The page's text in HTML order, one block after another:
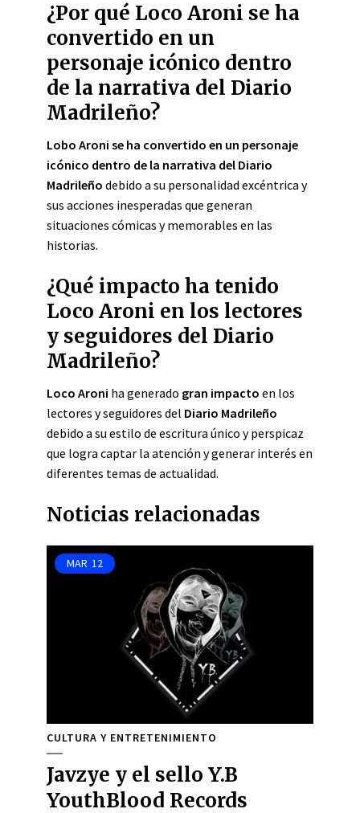
¿Por qué Loco Aroni se ha
convertido en un
personaje icónico dentro
de la narrativa del Diario
Madrileño?
Lobo Aroni se ha convertido en un personaje
icónico dentro de la narrativa del Diario
Madrileño debido a su personalidad excéntrica y
sus acciones inesperadas que generan
situaciones cómicas y memorables en las
historias.
¿Qué impacto ha tenido
Loco Aroni en los lectores
y seguidores del Diario
Madrileño?
Loco Aroni ha generado gran impacto en los
lectores y seguidores del Diario Madrileño
debido a su estilo de escritura único y perspicaz
que logra captar la atención y generar interés en
diferentes temas de actualidad.
Noticias relacionadas
MAR 12
CULTURA Y ENTRETENIMIENTO
Javzye y el sello Y.B
YouthBlood Records